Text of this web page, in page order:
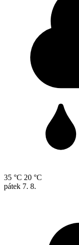
35 °C 20 °C
pátek 7. 8.